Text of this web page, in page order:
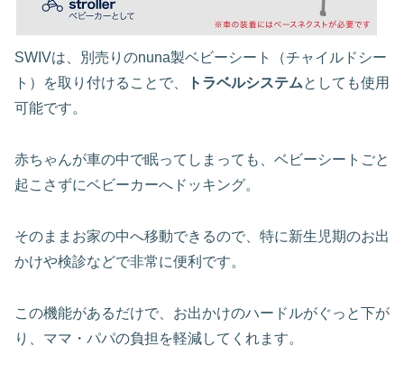
SWIVは、別売りのnuna製ベビーシート（チャイルドシー
ト）を取り付けることで、
トラベルシステムとしても使用
可能です。
赤ちゃんが車の中で眠ってしまっても、ベビーシートごと
起こさずにベビーカーへドッキング。
そのままお家の中へ移動できるので、特に新生児期のお出
かけや検診などで非常に便利です。
この機能があるだけで、お出かけのハードルがぐっと下が
り、ママ・パパの負担を軽減してくれます。